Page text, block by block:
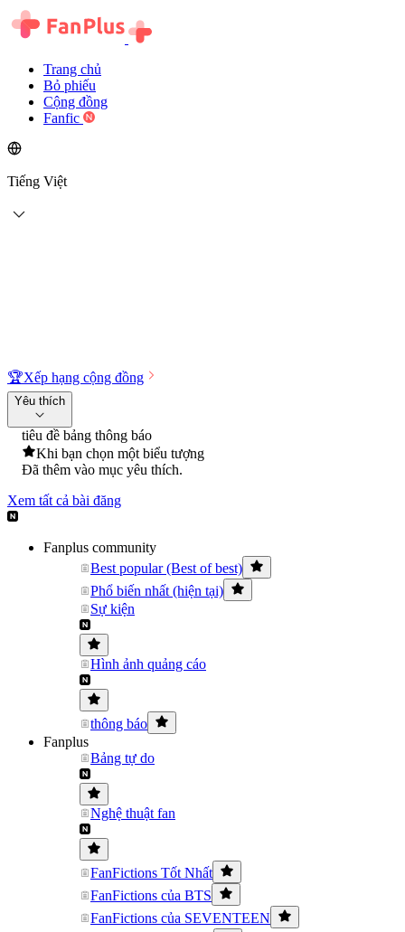
Trang chủ
Bỏ phiếu
Cộng đồng
Fanfic
Tiếng Việt
🏆Xếp hạng cộng đồng
Yêu thích
tiêu đề bảng thông báo
Khi bạn chọn một biểu tượng
Đã thêm vào mục yêu thích.
Xem tất cả bài đăng
Fanplus community
Best popular (Best of best)
Phổ biến nhất (hiện tại)
Sự kiện
Hình ảnh quảng cáo
thông báo
Fanplus
Bảng tự do
Nghệ thuật fan
FanFictions Tốt Nhất
FanFictions của BTS
FanFictions của SEVENTEEN